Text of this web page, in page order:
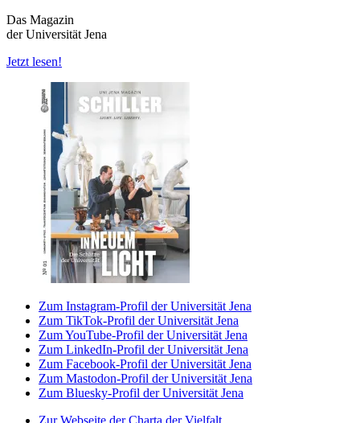
Das Magazin
der Universität Jena
Jetzt lesen!
Zum Instagram-Profil der Universität Jena
Zum TikTok-Profil der Universität Jena
Zum YouTube-Profil der Universität Jena
Zum LinkedIn-Profil der Universität Jena
Zum Facebook-Profil der Universität Jena
Zum Mastodon-Profil der Universität Jena
Zum Bluesky-Profil der Universität Jena
Zur Webseite der Charta der Vielfalt